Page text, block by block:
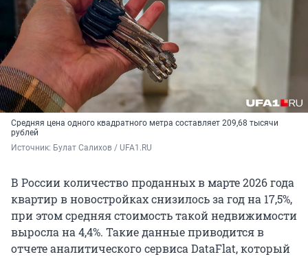
Средняя цена одного квадратного метра составляет 209,68 тысячи
рублей
Источник: Булат Салихов / UFA1.RU
В России количество проданных в марте 2026 года
квартир в новостройках снизилось за год на 17,5%,
при этом средняя стоимость такой недвижимости
выросла на 4,4%. Такие данные приводится в
отчете аналитического сервиса DataFlat, который